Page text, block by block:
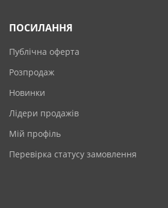
ПОСИЛАННЯ
Публічна оферта
Розпродаж
Новинки
Лідери продажів
Мій профіль
Перевірка статусу замовлення